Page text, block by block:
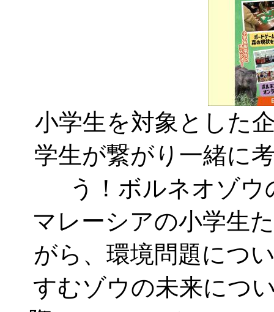
小学生を対象とした
学生が繋がり一緒に
う！ボルネオゾ
マレーシアの小学生
がら、環境問題につ
すむゾウの未来につ